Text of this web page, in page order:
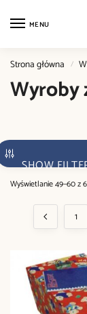
MENU
Strona główna /
Wyroby
SHOW
Wyświetlanie 49–60 z
1